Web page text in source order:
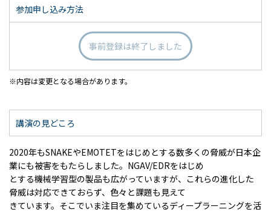
参加申し込み方法
事前登録は終了しました
内容は変更となる場合があります。
講演の見どころ
2020年もSNAKEやEMOTETをはじめとする数多くの脅威が日本企
業にも被害をもたらしました。NGAV/EDRをはじめ
とする機械学習型の製品も広がっていますが、これらの進化した
脅威は対応できておらず、色々と課題も見えて
きています。そこでいま注目を集めているディープラーニングを活